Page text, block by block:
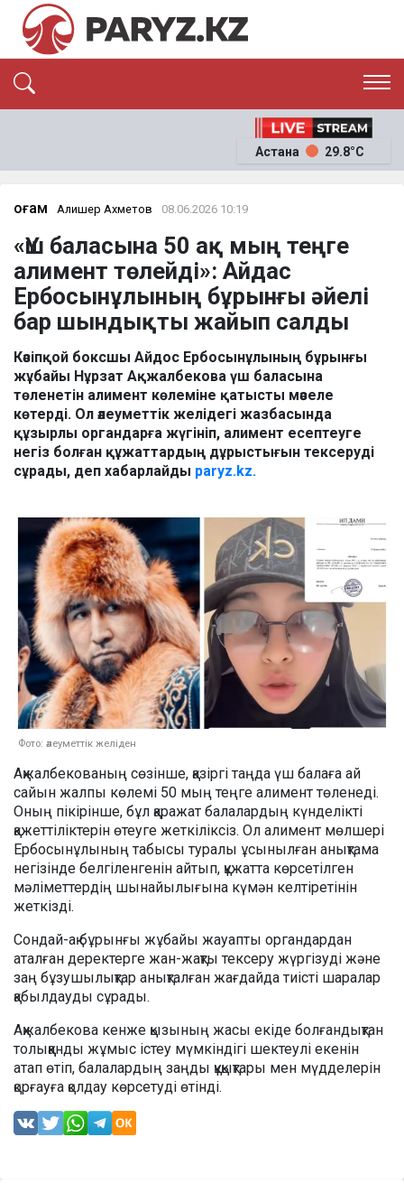
ЭКОНОМИКА
ОҚИҒА
News
Астана 29.8°C
Қоғам Алишер Ахметов 08.06.2026 10:19
«Үш баласына 50 ақ мың теңге
алимент төлейді»: Айдас
Ербосынұлының бұрынғы әйелі
бар шындықты жайып салды
Кәсіпқой боксшы Айдос Ербосынұлының бұрынғы
жұбайы Нұрзат Ақжалбекова үш баласына
төленетін алимент көлеміне қатысты мәселе
көтерді. Ол әлеуметтік желідегі жазбасында
құзырлы органдарға жүгініп, алимент есептеуге
негіз болған құжаттардың дұрыстығын тексеруді
сұрады, деп хабарлайды paryz.kz.
Фото: әлеуметтік желіден
Ақжалбекованың сөзінше, қазіргі таңда үш балаға ай
сайын жалпы көлемі 50 мың теңге алимент төленеді.
Оның пікірінше, бұл қаражат балалардың күнделікті
қажеттіліктерін өтеуге жеткіліксіз. Ол алимент мөлшері
Ербосынұлының табысы туралы ұсынылған анықтама
негізінде белгіленгенін айтып, құжатта көрсетілген
мәліметтердің шынайылығына күмән келтіретінін
жеткізді.
Сондай-ақ бұрынғы жұбайы жауапты органдардан
аталған деректерге жан-жақты тексеру жүргізуді және
заң бұзушылықтар анықталған жағдайда тиісті шаралар
қабылдауды сұрады.
Ақжалбекова кенже қызының жасы екіде болғандықтан
толыққанды жұмыс істеу мүмкіндігі шектеулі екенін
атап өтіп, балалардың заңды құқықтары мен мүдделерін
қорғауға қолдау көрсетуді өтінді.